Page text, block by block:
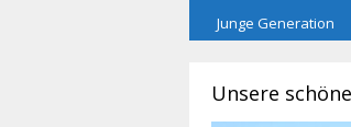
Junge Generation
Unsere